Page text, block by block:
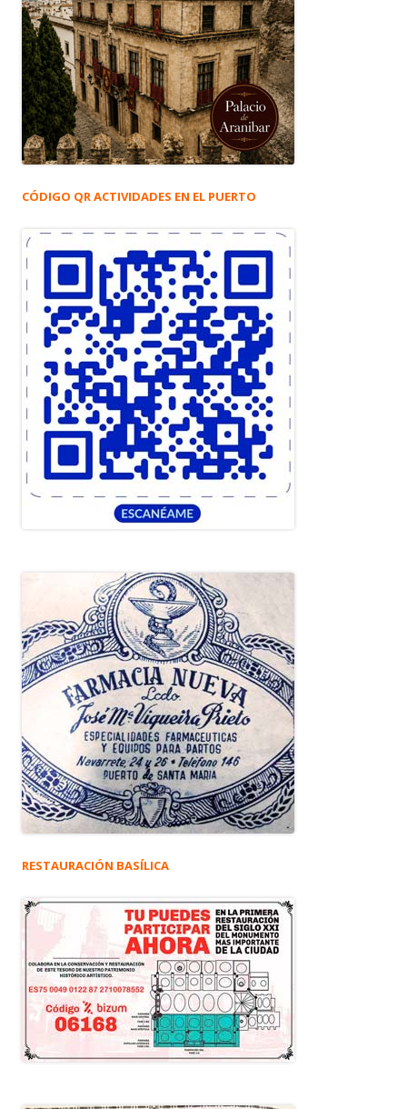
CÓDIGO QR ACTIVIDADES EN EL PUERTO
RESTAURACIÓN BASÍLICA